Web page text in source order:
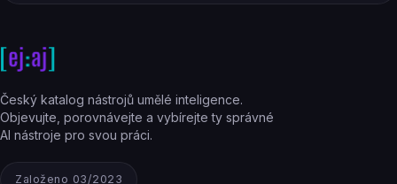
Český katalog nástrojů umělé inteligence.
Objevujte, porovnávejte a vybírejte ty správné
AI nástroje pro svou práci.
Založeno 03/2023